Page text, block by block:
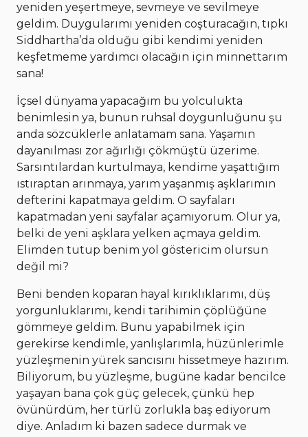
yeniden yeşertmeye, sevmeye ve sevilmeye
geldim. Duygularımı yeniden coşturacağın, tıpkı
Siddhartha’da olduğu gibi kendimi yeniden
keşfetmeme yardımcı olacağın için minnettarım
sana!
İçsel dünyama yapacağım bu yolculukta
benimlesin ya, bunun ruhsal doygunluğunu şu
anda sözcüklerle anlatamam sana. Yaşamın
dayanılması zor ağırlığı çökmüştü üzerime.
Sarsıntılardan kurtulmaya, kendime yaşattığım
ıstıraptan arınmaya, yarım yaşanmış aşklarımın
defterini kapatmaya geldim. O sayfaları
kapatmadan yeni sayfalar açamıyorum. Olur ya,
belki de yeni aşklara yelken açmaya geldim.
Elimden tutup benim yol göstericim olursun
değil mi?
Beni benden koparan hayal kırıklıklarımı, düş
yorgunluklarımı, kendi tarihimin çöplüğüne
gömmeye geldim. Bunu yapabilmek için
gerekirse kendimle, yanlışlarımla, hüzünlerimle
yüzleşmenin yürek sancısını hissetmeye hazırım.
Biliyorum, bu yüzleşme, bugüne kadar bencilce
yaşayan bana çok güç gelecek, çünkü hep
övünürdüm, her türlü zorlukla baş ediyorum
diye. Anladım ki bazen sadece durmak ve